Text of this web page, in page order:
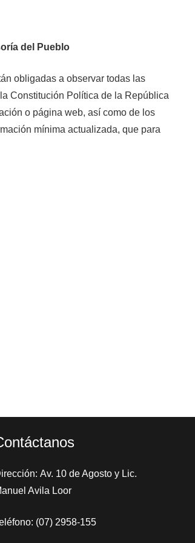
del Pueblo
obligadas a observar todas las
Constitución Política de la República
o página web, así como de los
mínima actualizada, que para
Av. 10 de Agosto y Lic.
Avila Loor
(07) 2958-155